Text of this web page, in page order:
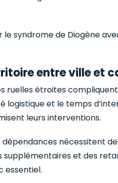
syndrome de Diogène
entre ville et
ruelles étroites
et le temps
leurs interventions.
nécessitent
et des
essentiel.